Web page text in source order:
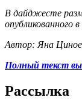
В дайджесте
опубликованного
Автор: Яна
Полный текст
Рассылка